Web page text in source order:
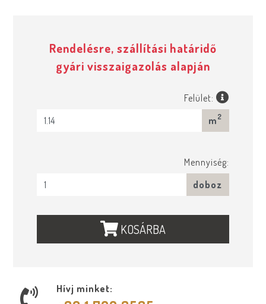
Rendelésre, szállítási határidő
gyári visszaigazolás alapján
Felület:
m 2
Mennyiség:
doboz
KOSÁRBA
Hívj minket: